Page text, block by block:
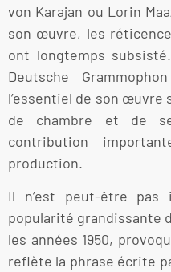
von Karajan ou Lorin
son œuvre, les
ont longtemps
Deutsche
l’essentiel de son œuvre
de chambre et de
contribution
production.
Il n’est peut-être
popularité grandissante
les années 1950,
reflète la phrase écrite